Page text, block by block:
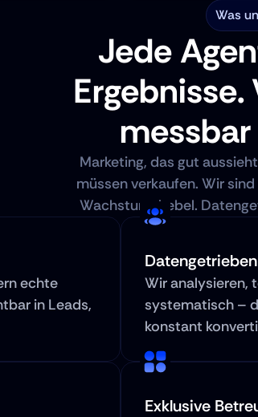
Was
Jede
Marketing, das gut
müssen verkaufen. Wir
Wachstumshebel.
echte
in Leads,
Wir analysieren,
systematisch –
konstant
Exklusive